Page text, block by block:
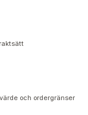
och ordergränser